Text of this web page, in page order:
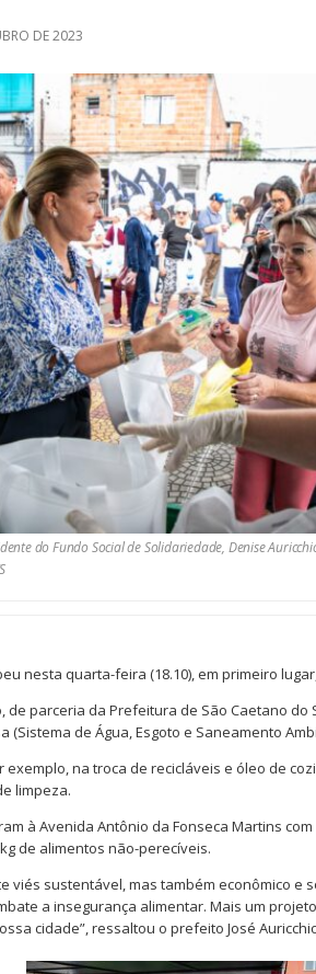
DE 2023
do Fundo Social de Solidariedade, Denise
nesta quarta-feira (18.10), em primeiro
de parceria da Prefeitura de São Caetano do
(Sistema de Água, Esgoto e Saneamento
exemplo, na troca de recicláveis e óleo de
limpeza.
à Avenida Antônio da Fonseca Martins
de alimentos não-perecíveis.
viés sustentável, mas também econômico e
a insegurança alimentar. Mais um
cidade”, ressaltou o prefeito José